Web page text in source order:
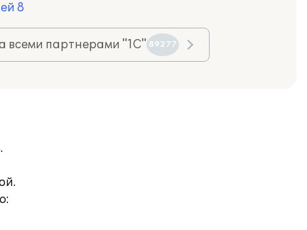
8
всеми партнерами "1С" 89277